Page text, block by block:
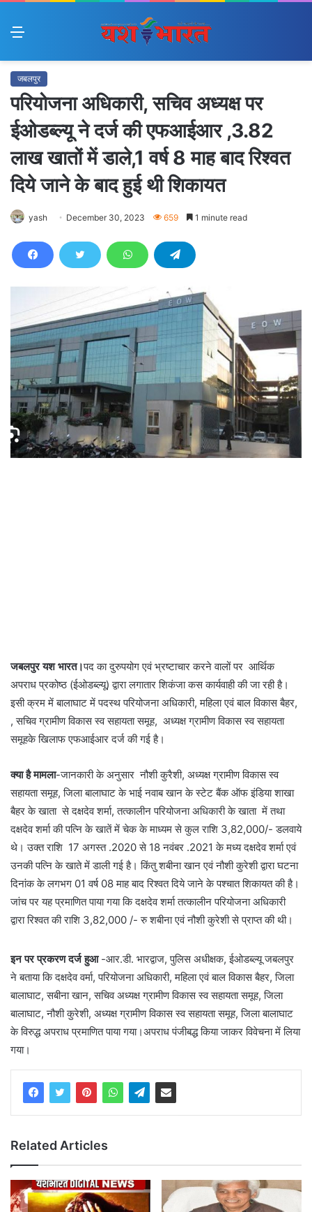
Menu
जबलपुर
परियोजना अधिकारी, सचिव अध्यक्ष पर
ईओडब्ल्यू ने दर्ज की एफआईआर ,3.82
लाख खातों में डाले,1 वर्ष 8 माह बाद रिश्वत
दिये जाने के बाद हुई थी शिकायत
yash December 30, 2023 659 1 minute read
जबलपुर यश भारत।पद का दुरुपयोग एवं भ्रष्टाचार करने वालों पर आर्थिक
अपराध प्रकोष्ठ (ईओडब्ल्यू) द्वारा लगातार शिकंजा कस कार्यवाही की जा रही है।
इसी क्रम में बालाघाट में पदस्थ परियोजना अधिकारी, महिला एवं बाल विकास बैहर,
, सचिव ग्रामीण विकास स्व सहायता समूह, अध्यक्ष ग्रामीण विकास स्व सहायता
समूहके खिलाफ एफआईआर दर्ज की गई है।
क्या है मामला-जानकारी के अनुसार नौशी कुरैशी, अध्यक्ष ग्रामीण विकास स्व
सहायता समूह, जिला बालाघाट के भाई नवाब खान के स्टेट बैंक ऑफ इंडिया शाखा
बैहर के खाता से दक्षदेव शर्मा, तत्कालीन परियोजना अधिकारी के खाता में तथा
दक्षदेव शर्मा की पत्नि के खातें में चेक के माध्यम से कुल राशि 3,82,000/- डलवाये
थे। उक्त राशि 17 अगस्त .2020 से 18 नवंबर .2021 के मध्य दक्षदेव शर्मा एवं
उनकी पत्नि के खाते में डाली गई है। किंतु शबीना खान एवं नौशी कुरेशी द्वारा घटना
दिनांक के लगभग 01 वर्ष 08 माह बाद रिश्वत दिये जाने के पश्चात शिकायत की है।
जांच पर यह प्रमाणित पाया गया कि दक्षदेव शर्मा तत्कालीन परियोजना अधिकारी
द्वारा रिश्वत की राशि 3,82,000 /- रु शबीना एवं नौशी कुरेशी से प्राप्त की थी।
इन पर प्रकरण दर्ज हुआ-आर.डी. भारद्वाज, पुलिस अधीक्षक, ईओडब्ल्यू जबलपुर
ने बताया कि दक्षदेव वर्मा, परियोजना अधिकारी, महिला एवं बाल विकास बैहर, जिला
बालाघाट, सबीना खान, सचिव अध्यक्ष ग्रामीण विकास स्व सहायता समूह, जिला
बालाघाट, नौशी कुरेशी, अध्यक्ष ग्रामीण विकास स्व सहायता समूह, जिला बालाघाट
के विरुद्ध अपराध प्रमाणित पाया गया।अपराध पंजीबद्ध किया जाकर विवेचना में लिया
गया।
Related Articles